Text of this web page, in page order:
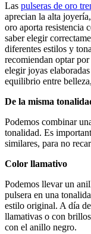
Las pulseras de oro
aprecian la alta
oro aporta resistencia
saber elegir
diferentes estilos y
recomiendan optar
elegir joyas elaboradas
equilibrio entre
De la misma
Podemos combinar
tonalidad. Es
similares, para no
Color llamativo
Podemos llevar un
pulsera en una
estilo original. A día
llamativas o con
con el anillo negro.